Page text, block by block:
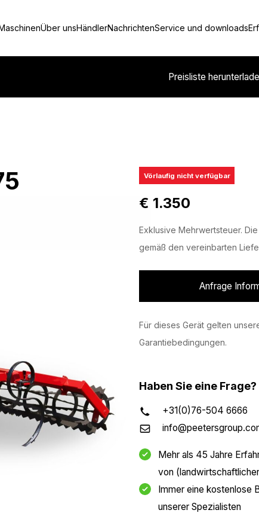
Über unsHändlerNachrichtenService und downloads
Preisliste
Vörlaufig nicht verfügbar
€ 1.350
Exklusive Mehrwertsteuer.
gemäß den vereinbarten
Anfrage
Für dieses Gerät gelten
Garantiebedingungen.
Haben Sie eine Frage?
+31(0)76-504 6666
Mehr als 45 Jahre
von
Immer eine kostenlose
unserer Spezialisten